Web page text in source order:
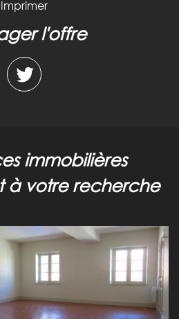
Imprimer
l'offre
à votre recherche